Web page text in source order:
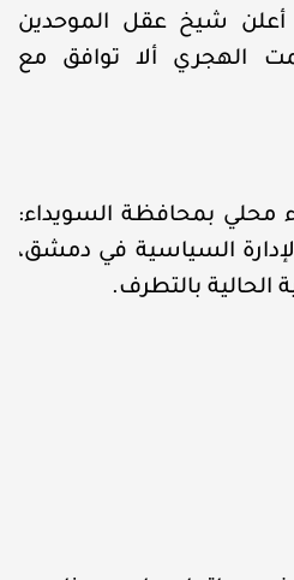
أعلن شيخ عقل الموحدين
الهجري ألا توافق مع
محلي بمحافظة السويداء:
السياسية في دمشق،
الحالية بالتطرف.